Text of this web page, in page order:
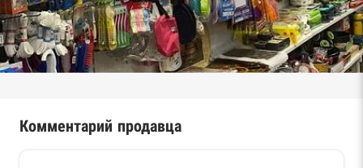
Комментарий продавца